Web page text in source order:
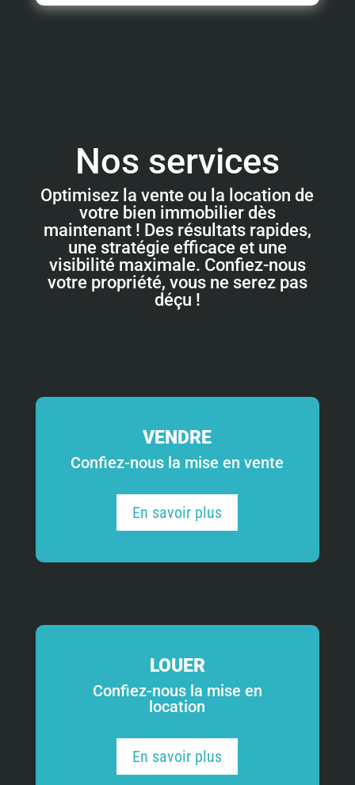
Nos services
Optimisez la vente ou la location de
votre bien immobilier dès
maintenant ! Des résultats rapides,
une stratégie efficace et une
visibilité maximale. Confiez-nous
votre propriété, vous ne serez pas
déçu !
VENDRE
Confiez-nous la mise en vente
En savoir plus
LOUER
Confiez-nous la mise en
location
En savoir plus